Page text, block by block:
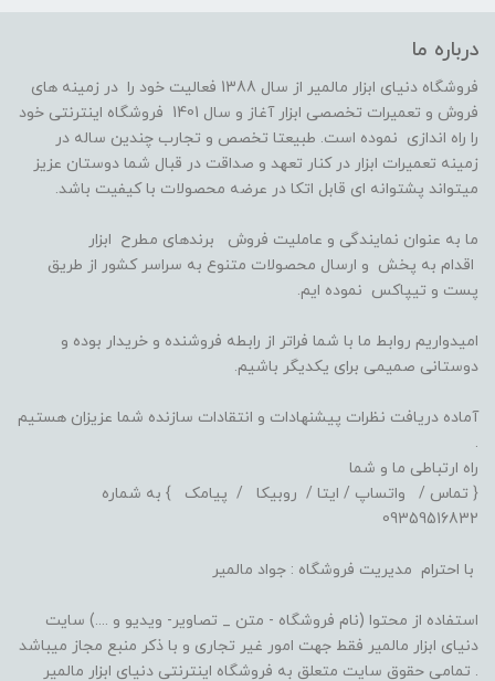
درباره ما
فروشگاه دنیای ابزار مالمیر از سال 1388 فعالیت خود را در زمینه های
فروش و تعمیرات تخصصی ابزار آغاز و سال 1401 فروشگاه اینترنتی خود
را راه اندازی نموده است. طبیعتا تخصص و تجارب چندین ساله در
زمینه تعمیرات ابزار در کنار تعهد و صداقت در قبال شما دوستان عزیز
میتواند پشتوانه ای قابل اتکا در عرضه محصولات با کیفیت باشد.
ما به عنوان نمایندگی و عاملیت فروش برندهای مطرح ابزار
اقدام به پخش و ارسال محصولات متنوع به سراسر کشور از طریق
پست و تیپاکس نموده ایم.
امیدواریم روابط ما با شما فراتر از رابطه فروشنده و خریدار بوده و
دوستانی صمیمی برای یکدیگر باشیم.
آماده دریافت نظرات پیشنهادات و انتقادات سازنده شما عزیزان هستیم
.
راه ارتباطی ما و شما
{ تماس / واتساپ / ایتا / روبیکا / پیامک } به شماره
09359516832
با احترام مدیریت فروشگاه : جواد مالمیر
استفاده از محتوا (نام فروشگاه - متن _ تصاویر- ویدیو و ....) سایت
دنیای ابزار مالمیر فقط جهت امور غیر تجاری و با ذکر منبع مجاز میباشد
. تمامی حقوق سایت متعلق به فروشگاه اینترنتی دنیای ابزار مالمیر